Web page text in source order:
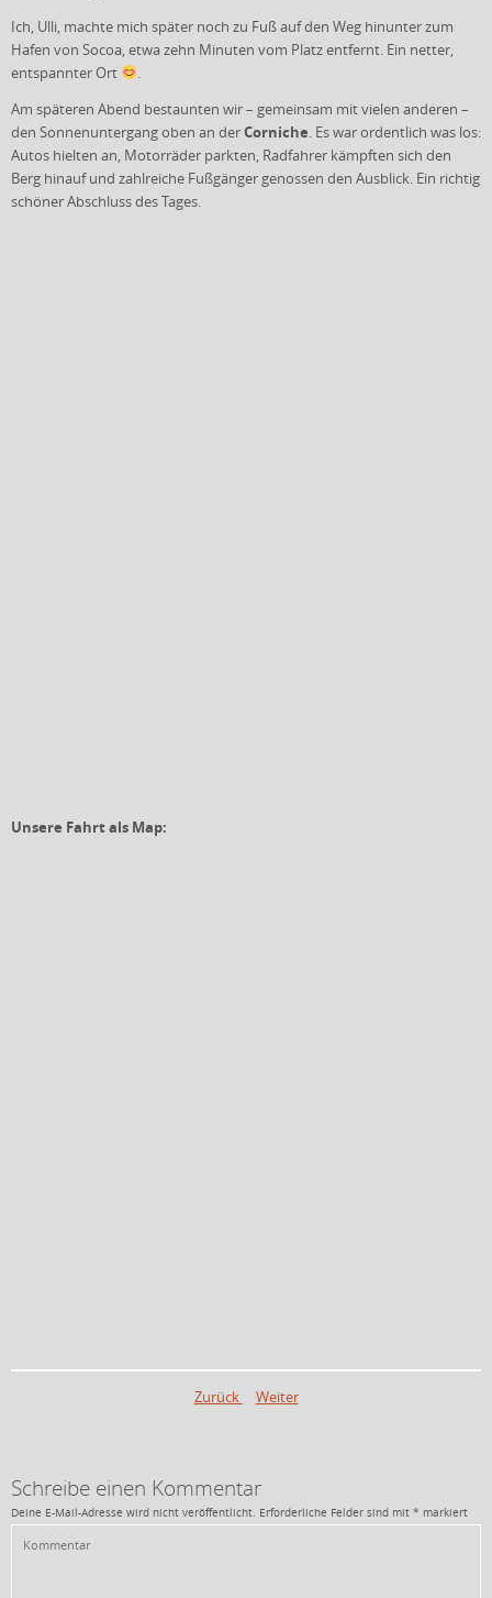
Ich, Ulli, machte mich später noch zu Fuß auf den Weg hinunter zum
Hafen von Socoa, etwa zehn Minuten vom Platz entfernt. Ein netter,
entspannter Ort
.
Am späteren Abend bestaunten wir – gemeinsam mit vielen anderen –
den Sonnenuntergang oben an derCorniche. Es war ordentlich was los:
Autos hielten an, Motorräder parkten, Radfahrer kämpften sich den
Berg hinauf und zahlreiche Fußgänger genossen den Ausblick. Ein richtig
schöner Abschluss des Tages.
Unsere Fahrt als Map:
Zurück Weiter
Schreibe einen Kommentar
Deine E-Mail-Adresse wird nicht veröffentlicht. Erforderliche Felder sind mit * markiert